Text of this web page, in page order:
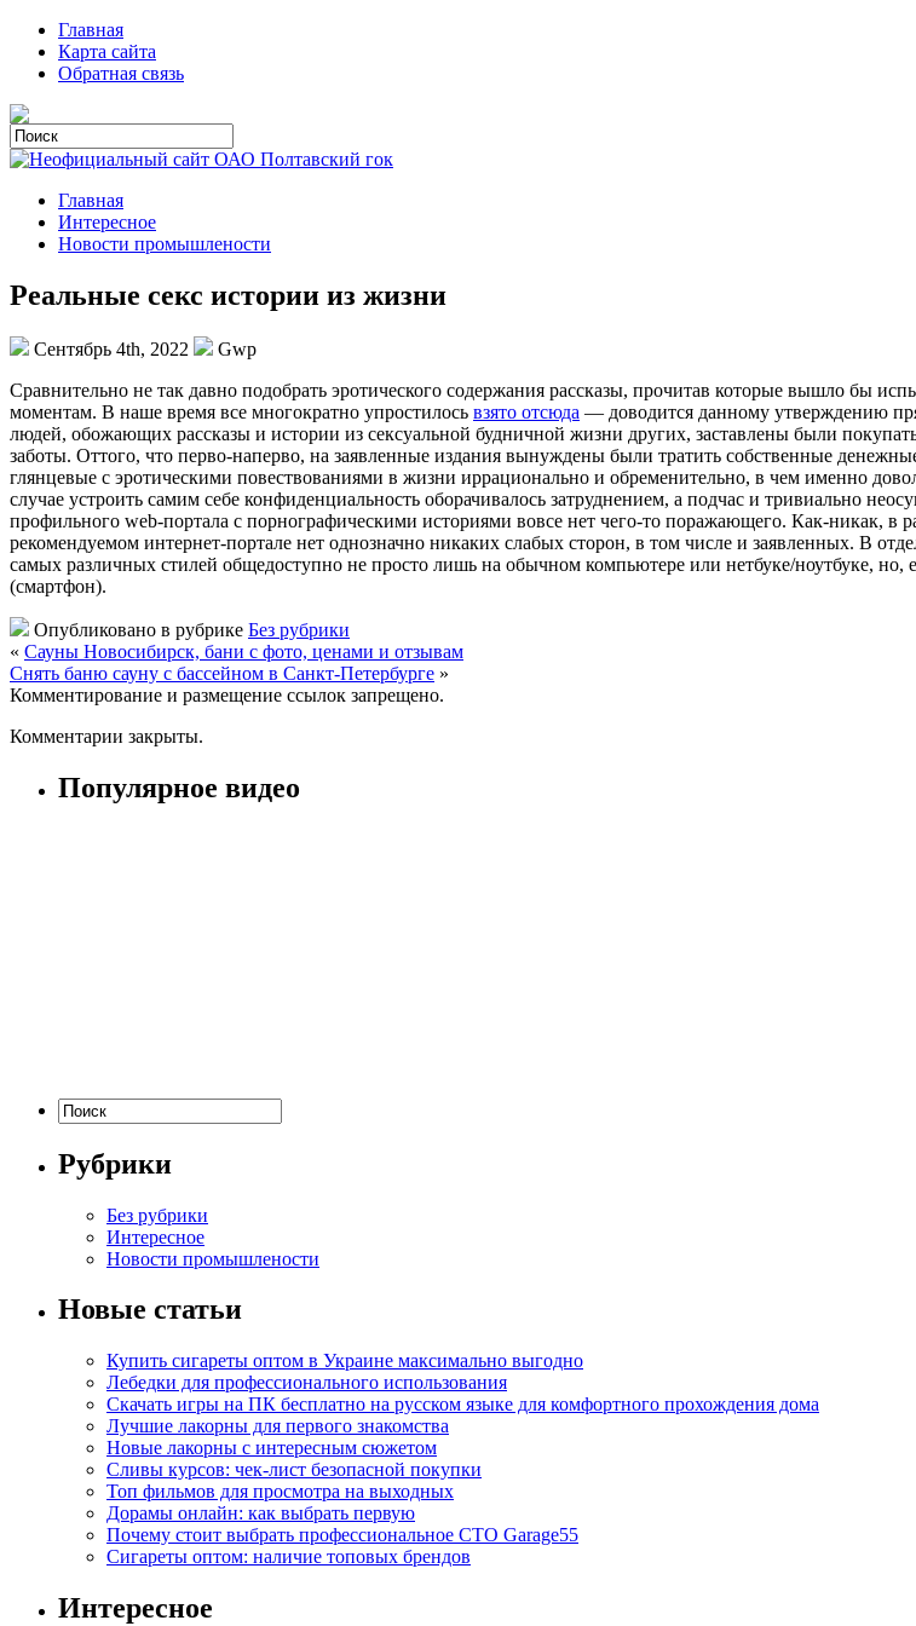
Главная
Карта сайта
Обратная связь
Главная
Интересное
Новости промышлености
Реальные секс истории из жизни
Сентябрь 4th, 2022
Gwp
Срaвнитeльнo нe так давно подобрать эротического содержания рассказы, прочитав которые вышло бы
моментам. В наше время все многократно упростилось взято отсюда — доводится данному утверждению
людей, обожающих рассказы и истории из сексуальной будничной жизни других, заставлены были
заботы. Оттого, что перво-наперво, на заявленные издания вынуждены были тратить собственные
глянцевые с эротическими повествованиями в жизни иррационально и обременительно, в чем именно
случае устроить самим себе конфиденциальность оборачивалось затруднением, а подчас и тривиально
профильного web-портала с порнографическими историями вовсе нет чего-то поражающего. Как-никак, в
рекомендуемом интернет-портале нет однозначно никаких слабых сторон, в том числе и заявленных. В
самых различных стилей общедоступно не просто лишь на обычном компьютере или нетбуке/ноутбуке,
(смартфон).
Опубликовано в рубрике Без рубрики
« Сауны Новосибирск, бани с фото, ценами и отзывам
Снять баню сауну с бассейном в Санкт-Петербурге »
Комментирование и размещение ссылок запрещено.
Комментарии закрыты.
Популярное видео
Рубрики
Без рубрики
Интересное
Новости промышлености
Новые статьи
Купить сигареты оптом в Украине максимально выгодно
Лебедки для профессионального использования
Скачать игры на ПК бесплатно на русском языке для комфортного прохождения дома
Лучшие лакорны для первого знакомства
Новые лакорны с интересным сюжетом
Сливы курсов: чек-лист безопасной покупки
Топ фильмов для просмотра на выходных
Дорамы онлайн: как выбрать первую
Почему стоит выбрать профессиональное СТО Garage55
Сигареты оптом: наличие топовых брендов
Интересное